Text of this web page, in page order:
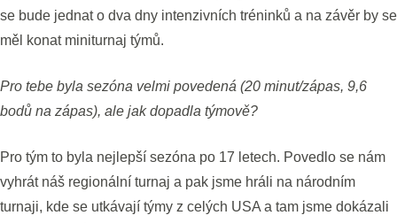
se bude jednat o dva dny intenzivních tréninků a na závěr by se
měl konat miniturnaj týmů.
Pro tebe byla sezóna velmi povedená (20 minut/zápas, 9,6
bodů na zápas), ale jak dopadla týmově?
Pro tým to byla nejlepší sezóna po 17 letech. Povedlo se nám
vyhrát náš regionální turnaj a pak jsme hráli na národním
turnaji, kde se utkávají týmy z celých USA a tam jsme dokázali